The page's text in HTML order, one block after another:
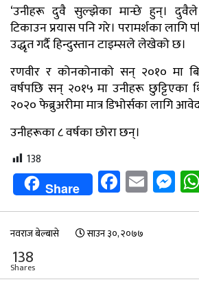
‘उनीहरू दुवै सुल्झेका मान्छे हुन्।
टिकाउन प्रयास पनि गरे। परामर्शका लागि
उद्धृत गर्दै हिन्दुस्तान टाइम्सले लेखेको छ।
रणवीर र कोनकोनाको सन् २०१० मा
वर्षपछि सन् २०१५ मा उनीहरू
२०२० फेब्रुअरीमा मात्र डिभोर्सका लागि
उनीहरूका ८ वर्षका छोरा छन्।
138
Share Email
नवराज बेल्बासे साउन ३०, २०७७
138
Shares